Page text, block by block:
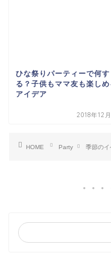
ひな祭りパーティーで何す
る？子供もママ友も楽しめ
アイデア
2018年12
HOME Party 季節のイ